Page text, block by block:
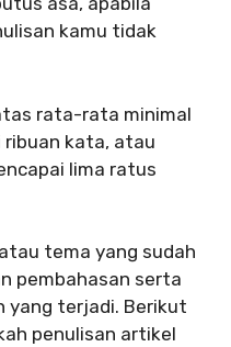
kamu tidak
rata-rata minimal
kata, atau
lima ratus
tema yang sudah
pembahasan serta
yang terjadi. Berikut
penulisan artikel